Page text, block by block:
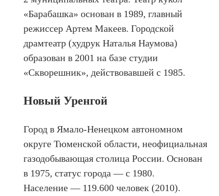
«Барабашка» основан в 1989, главный
режиссер Артем Макеев. Городской
драмтеатр (худрук Наталья Наумова)
образован в 2001 на базе студии
«Скворешник», действовавшей с 1985.
Новый Уренгой
Город в Ямало-Ненецком автономном
округе Тюменской области, неофициальная
газодобывающая столица России. Основан
в 1975, статус города — с 1980.
Население — 119.600 человек (2010).